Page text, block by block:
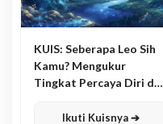
KUIS: Seberapa Leo Sih
Kamu? Mengukur
Tingkat Percaya Diri dan
Ikuti Kuisnya ➔